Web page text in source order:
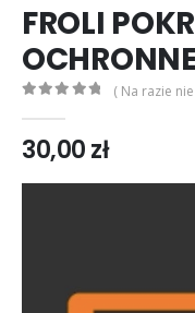
FROLI
( Na razie
30,00zł